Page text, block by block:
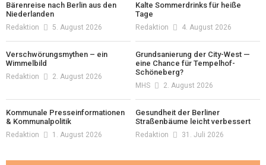
Bärenreise nach Berlin aus den
Niederlanden
Redaktion 5. August 2026
Kalte Sommerdrinks für heiße
Tage
Redaktion 4. August 2026
Verschwörungsmythen – ein
Wimmelbild
Redaktion 2. August 2026
Grundsanierung der City-West —
eine Chance für Tempelhof-
Schöneberg?
MHS 2. August 2026
Kommunale Presseinformationen
& Kommunalpolitik
Redaktion 1. August 2026
Gesundheit der Berliner
Straßenbäume leicht verbessert
Redaktion 31. Juli 2026